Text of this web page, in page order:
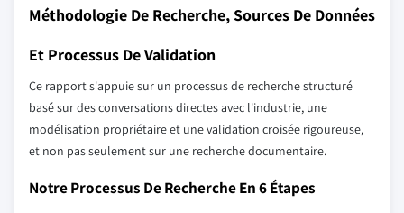
Méthodologie De Recherche, Sources De Données
Et Processus De Validation
Ce rapport s'appuie sur un processus de recherche structuré
basé sur des conversations directes avec l'industrie, une
modélisation propriétaire et une validation croisée rigoureuse,
et non pas seulement sur une recherche documentaire.
Notre Processus De Recherche En 6 Étapes